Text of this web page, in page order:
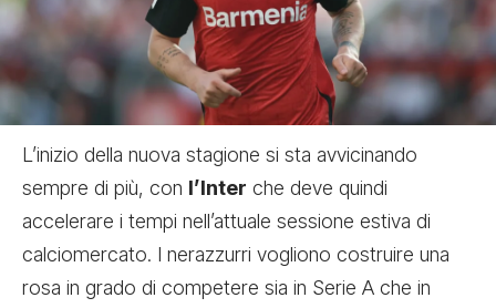
L’inizio della nuova stagione si sta avvicinando
sempre di più, con l’Inter che deve quindi
accelerare i tempi nell’attuale sessione estiva di
calciomercato. I nerazzurri vogliono costruire una
rosa in grado di competere sia in Serie A che in